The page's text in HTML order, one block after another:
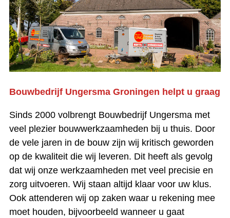
Bouwbedrijf Ungersma Groningen helpt u graag
Sinds 2000 volbrengt Bouwbedrijf Ungersma met
veel plezier bouwwerkzaamheden bij u thuis. Door
de vele jaren in de bouw zijn wij kritisch geworden
op de kwaliteit die wij leveren. Dit heeft als gevolg
dat wij onze werkzaamheden met veel precisie en
zorg uitvoeren. Wij staan altijd klaar voor uw klus.
Ook attenderen wij op zaken waar u rekening mee
moet houden, bijvoorbeeld wanneer u gaat